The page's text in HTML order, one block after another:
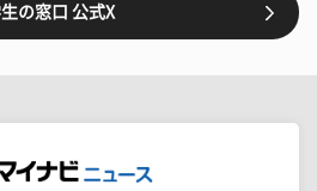
の窓口 公式X